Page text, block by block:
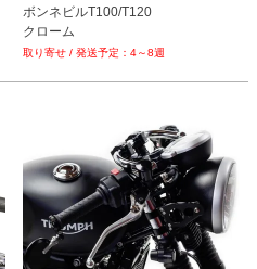
ボンネビルT100/T120
クローム
4～8週